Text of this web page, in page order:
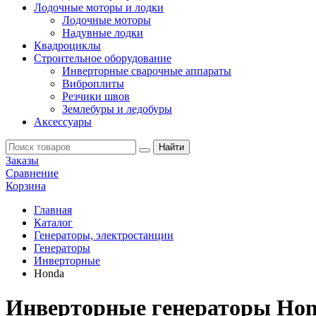
Лодочные моторы и лодки
Лодочные моторы
Надувные лодки
Квадроциклы
Строительное оборудование
Инверторные сварочные аппараты
Виброплиты
Резчики швов
Землебуры и ледобуры
Аксессуары
Заказы
Сравнение
Корзина
Главная
Каталог
Генераторы, электростанции
Генераторы
Инверторные
Honda
Инверторные генераторы